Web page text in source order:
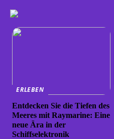
ERLEBEN
Entdecken Sie die Tiefen des
Meeres mit Raymarine: Eine
neue Ära in der
Schiffselektronik